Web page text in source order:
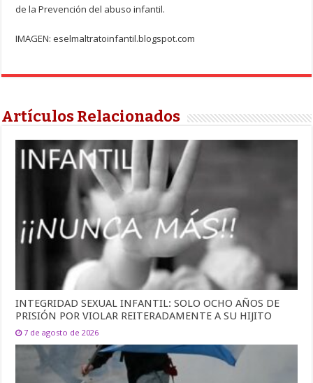
de la Prevención del abuso infantil.
IMAGEN: eselmaltratoinfantil.blogspot.com
Artículos Relacionados
INTEGRIDAD SEXUAL INFANTIL: SOLO OCHO AÑOS DE
PRISIÓN POR VIOLAR REITERADAMENTE A SU HIJITO
7 de agosto de 2026